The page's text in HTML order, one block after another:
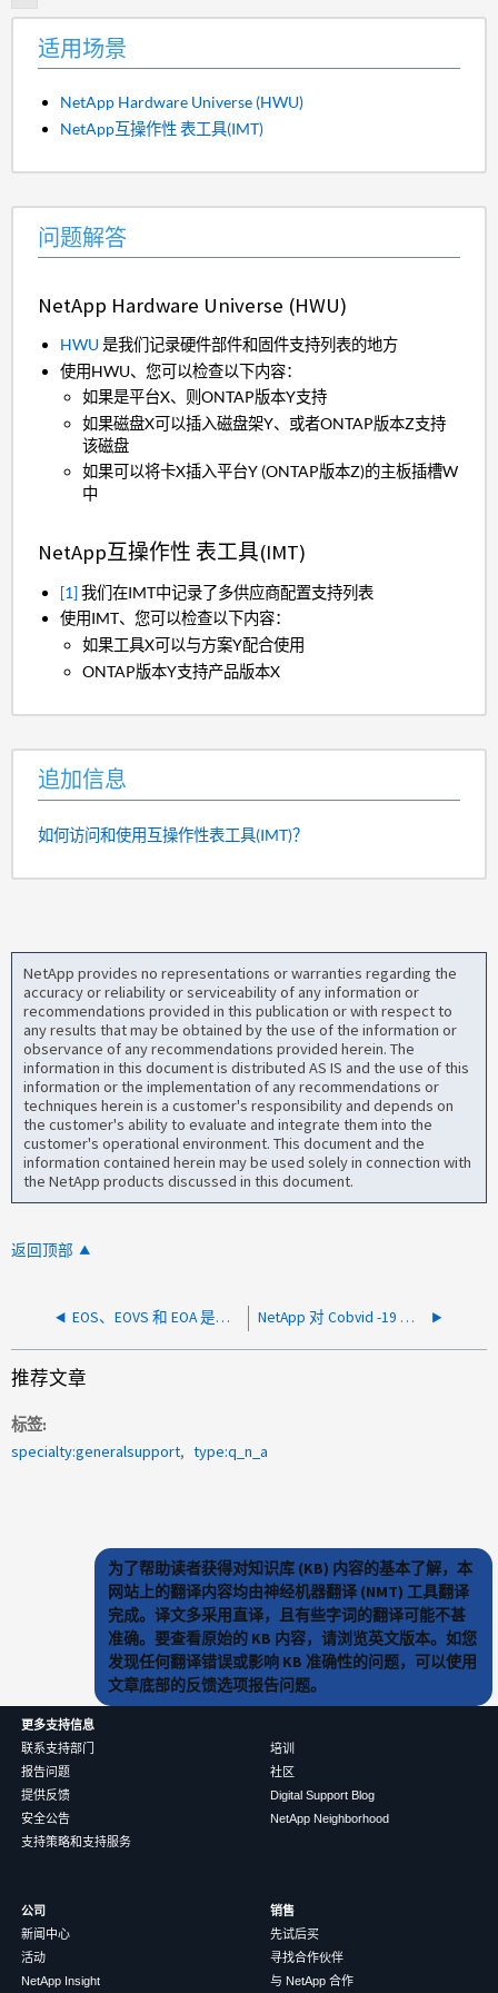
适用场景
NetApp Hardware Universe (HWU)
NetApp互操作性 表工具(IMT)
问题解答
NetApp Hardware Universe (HWU)
HWU是我们记录硬件部件和固件支持列表的地方
使用HWU、您可以检查以下内容：
如果是平台X、则ONTAP版本Y支持
如果磁盘X可以插入磁盘架Y、或者ONTAP版本Z支持
该磁盘
如果可以将卡X插入平台Y (ONTAP版本Z)的主板插槽W
中
NetApp互操作性 表工具(IMT)
[1]我们在IMT中记录了多供应商配置支持列表
使用IMT、您可以检查以下内容：
如果工具X可以与方案Y配合使用
ONTAP版本Y支持产品版本X
追加信息
如何访问和使用互操作性表工具(IMT)？
NetApp provides no representations or warranties regarding the
accuracy or reliability or serviceability of any information or
recommendations provided in this publication or with respect to
any results that may be obtained by the use of the information or
observance of any recommendations provided herein. The
information in this document is distributed AS IS and the use of this
information or the implementation of any recommendations or
techniques herein is a customer's responsibility and depends on
the customer's ability to evaluate and integrate them into the
customer's operational environment. This document and the
information contained herein may be used solely in connection with
the NetApp products discussed in this document.
返回顶部
EOS、EOVS 和 EOA 是什么意思？在哪里可以找到信息？ NetApp 对 Cobvid -19 的回应是什么？
推荐文章
标签
specialty:generalsupport
type:q_n_a
为了帮助读者获得对知识库 (KB) 内容的基本了解，本
网站上的翻译内容均由神经机器翻译 (NMT) 工具翻译
完成。译文多采用直译，且有些字词的翻译可能不甚
准确。要查看原始的 KB 内容，请浏览英文版本。如您
发现任何翻译错误或影响 KB 准确性的问题，可以使用
文章底部的反馈选项报告问题。
更多支持信息
联系支持部门
报告问题
提供反馈
安全公告
支持策略和支持服务
培训
社区
Digital Support Blog
NetApp Neighborhood
公司
新闻中心
活动
NetApp Insight
销售
先试后买
寻找合作伙伴
与 NetApp 合作